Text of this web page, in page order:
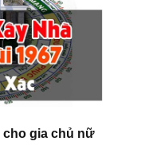
cho gia chủ nữ